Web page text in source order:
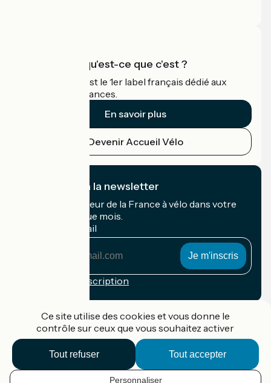
Accueil Vélo qu'est-ce que c'est ?
Accueil Vélo c'est le 1er label français dédié aux
cyclistes en vacances.
En savoir plus
Devenir Accueil Vélo
Je m'abonne à la newsletter
Recevez le meilleur de la France à vélo dans votre
boîte mail chaque mois.
Mon adresse mail
Conditions d'inscription
Accueil Vélo Pro
Contact
Ce site utilise des cookies et vous donne le
contrôle sur ceux que vous souhaitez activer
Tout accepter
Tout refuser
Personnaliser